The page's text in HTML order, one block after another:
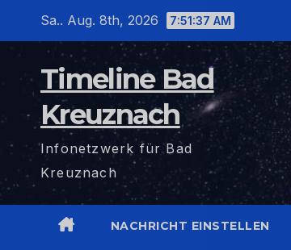
Sa.. Aug. 8th, 2026 7:51:37 AM
Timeline Bad
Kreuznach
Infonetzwerk für Bad
Kreuznach
NACHRICHT EINSTELLEN